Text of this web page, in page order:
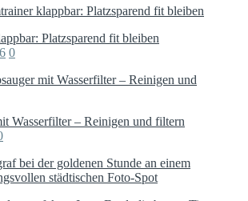
Platzsparend fit bleiben
0
Wasserfilter – Reinigen und filtern